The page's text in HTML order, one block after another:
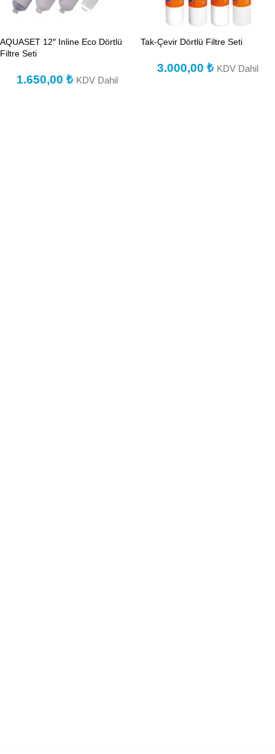
AQUASET 12″ Inline Eco Dörtlü
Filtre Seti
1.650,00 ₺ KDV Dahil
Tak-Çevir Dörtlü Filtre Seti
3.000,00 ₺ KDV Dahil